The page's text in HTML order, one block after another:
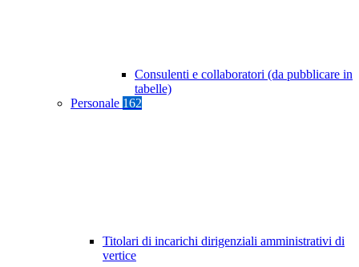
Consulenti e collaboratori (da pubblicare in
tabelle)
Personale 162
Titolari di incarichi dirigenziali amministrativi di
vertice